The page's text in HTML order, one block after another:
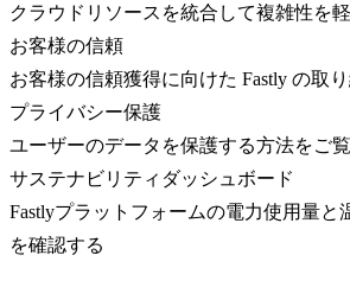
クラウドリソースを統合して複雑性を
お客様の信頼
お客様の信頼獲得に向けた Fastly の取
プライバシー保護
ユーザーのデータを保護する方法をご
サステナビリティダッシュボード
Fastlyプラットフォームの電力使用量と
を確認する